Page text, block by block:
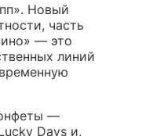
Новый
часть
— это
линий
—
Days и,